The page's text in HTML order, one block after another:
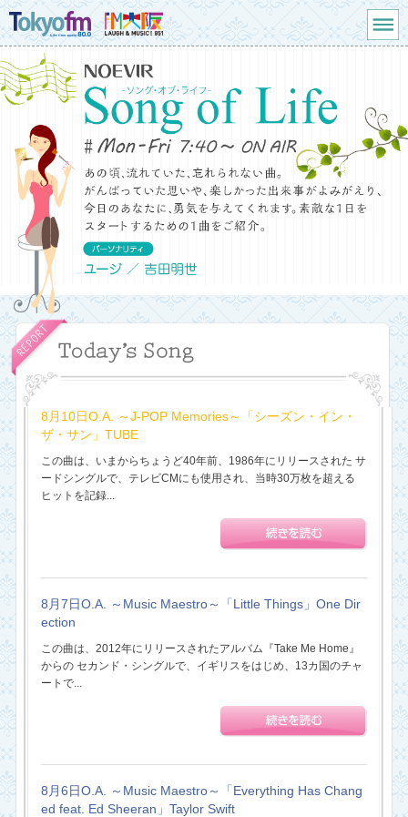
8月10日O.A. ～J-POP Memories～「シーズン・イン・
ザ・サン」TUBE
この曲は、いまからちょうど40年前、1986年にリリースされた サ
ードシングルで、テレビCMにも使用され、当時30万枚を超える
ヒットを記録...
8月7日O.A. ～Music Maestro～「Little Things」One Dir
ection
この曲は、2012年にリリースされたアルバム『Take Me Home』
からの セカンド・シングルで、イギリスをはじめ、13カ国のチャ
ートで...
8月6日O.A. ～Music Maestro～「Everything Has Chang
ed feat. Ed Sheeran」Taylor Swift